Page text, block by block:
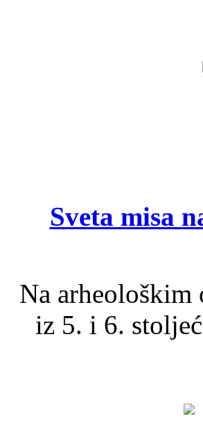
Sveta misa
Na arheološkim
iz 5. i 6.